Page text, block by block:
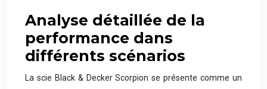
Analyse détaillée de la
performance dans
différents scénarios
La scie Black & Decker Scorpion se présente comme un